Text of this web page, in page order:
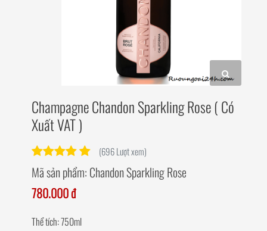
Champagne Chandon Sparkling Rose ( Có
Xuất VAT )
(696 Lượt xem)
Mã sản phẩm: Chandon Sparkling Rose
780.000 đ
Thể tích: 750ml